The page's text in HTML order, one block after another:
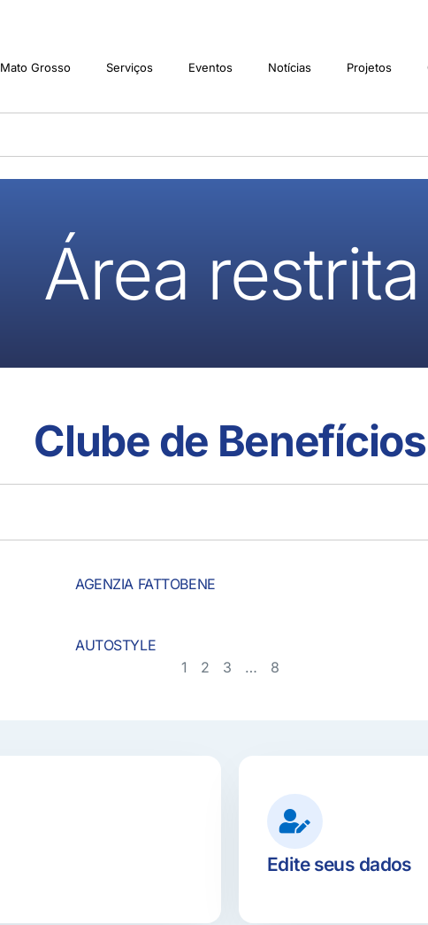
Mato Grosso Serviços Eventos Notícias Projetos
Área restrita
Clube de Benefícios
AGENZIA FATTOBENE
AUTOSTYLE
1
2 3 … 8
Edite seus dados